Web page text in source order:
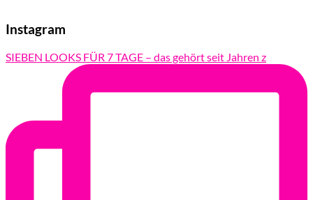
Instagram
SIEBEN LOOKS FÜR 7 TAGE – das gehört seit Jahren z